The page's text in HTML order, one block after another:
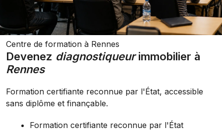
Centre de formation à Rennes
Devenez diagnostiqueurimmobilier à
Rennes
Formation certifiante reconnue par l'État, accessible
sans diplôme et finançable.
Formation certifiante reconnue par l'État